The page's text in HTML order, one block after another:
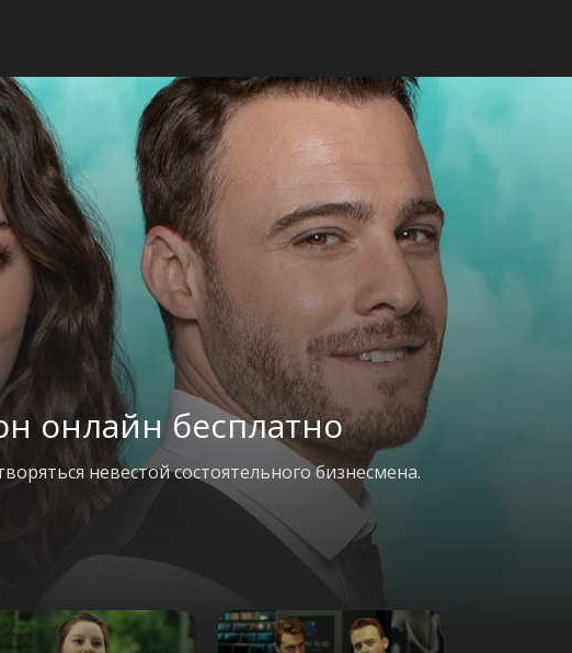
онлайн бесплатно
невестой состоятельного бизнесмена.